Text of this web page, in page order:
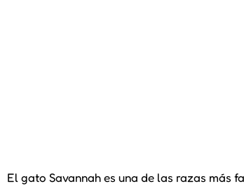
El gato Savannah es una de las razas más